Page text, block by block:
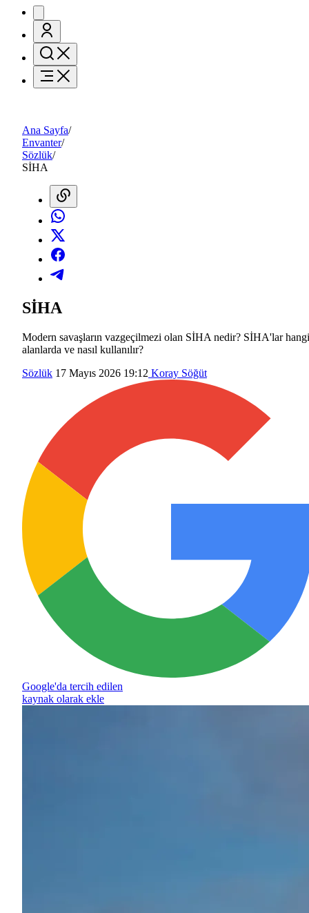
Ana Sayfa/
Envanter/
Sözlük/
SİHA
SİHA
Modern savaşların vazgeçilmezi olan SİHA nedir? SİHA'lar hangi
alanlarda ve nasıl kullanılır?
Sözlük 17 Mayıs 2026 19:12 Koray Söğüt
Google'da tercih edilen
kaynak olarak ekle